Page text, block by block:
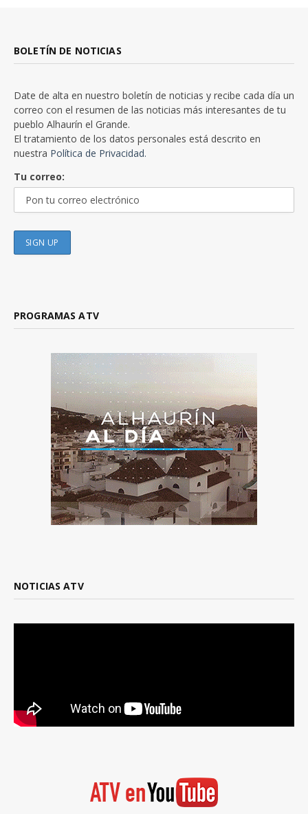
BOLETÍN DE NOTICIAS
Date de alta en nuestro boletín de noticias y recibe cada día un
correo con el resumen de las noticias más interesantes de tu
pueblo Alhaurín el Grande.
El tratamiento de los datos personales está descrito en
nuestra Política de Privacidad.
Tu correo:
PROGRAMAS ATV
NOTICIAS ATV